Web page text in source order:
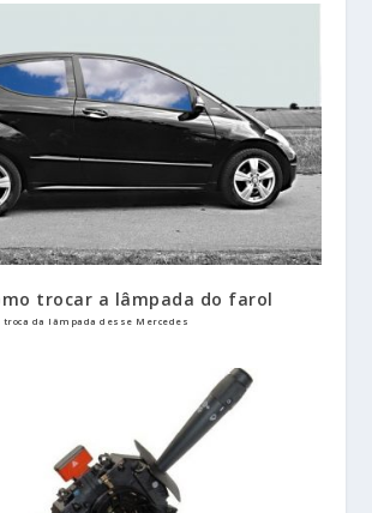
trocar a lâmpada do farol
da lâmpada desse Mercedes